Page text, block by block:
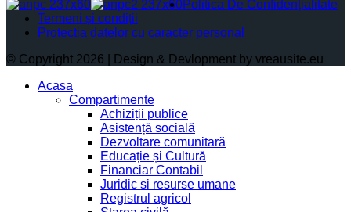
Politica De Confidențialitate
Termeni și condiții
Protectia datelor cu caracter personal
© Copyright 2026 | Design & Devlopment by vreausite.eu
Acasa
Compartimente
Achiziții publice
Asistență socială
Dezvoltare comunitară
Educație și Cultură
Financiar Contabil
Juridic si resurse umane
Registrul agricol